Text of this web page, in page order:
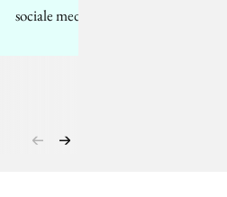
sociale media.